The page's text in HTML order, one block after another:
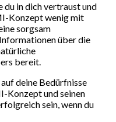
in dich vertraust und
Konzept wenig mit
sorgsam
über die
bereit.
deine Bedürfnisse
Konzept und seinen
sein, wenn du